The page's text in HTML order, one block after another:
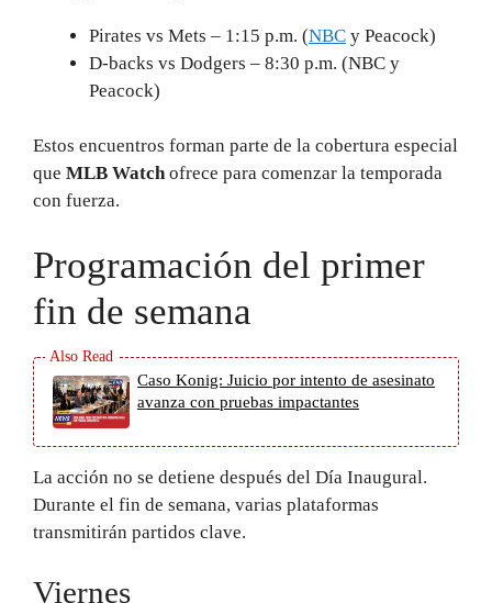
Pirates vs Mets – 1:15 p.m. (NBC y Peacock)
D-backs vs Dodgers – 8:30 p.m. (NBC y
Peacock)
Estos encuentros forman parte de la cobertura especial
que MLB Watchofrece para comenzar la temporada
con fuerza.
Programación del primer
fin de semana
Caso Konig: Juicio por intento de asesinato
avanza con pruebas impactantes
La acción no se detiene después del Día Inaugural.
Durante el fin de semana, varias plataformas
transmitirán partidos clave.
Viernes